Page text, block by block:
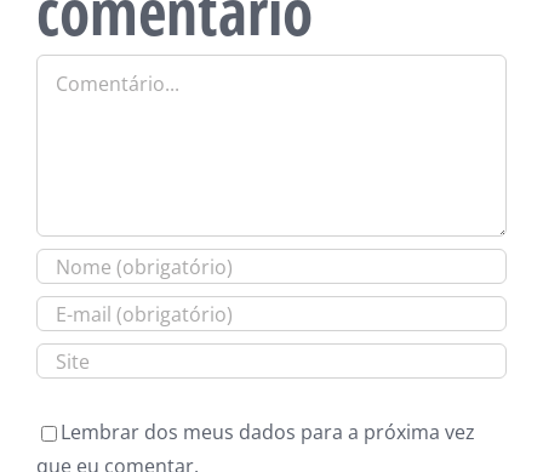
Comentário
Lembrar dos meus dados para a próxima vez
que eu comentar.